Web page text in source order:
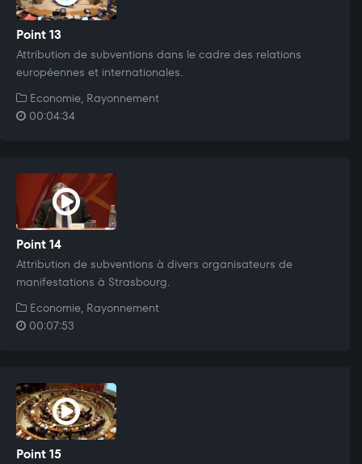
Point 13
Attribution de subventions dans le cadre des relations
européennes et internationales.
Economie, Rayonnement
00:04:34
Point 14
Attribution de subventions à divers organisateurs de
manifestations à Strasbourg.
Economie, Rayonnement
00:07:53
Point 15